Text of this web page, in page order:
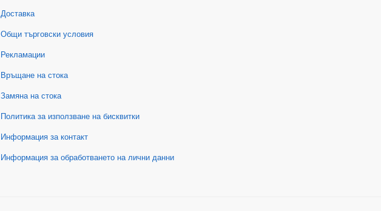
Доставка
Общи търговски условия
Рекламации
Връщане на стока
Замяна на стока
Политика за използване на бисквитки
Информация за контакт
Информация за обработването на лични данни